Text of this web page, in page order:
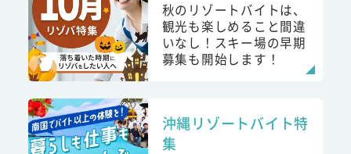
秋のリゾートバイトは、
観光も楽しめること間違
いなし！スキー場の早期
募集も開始します！
沖縄リゾートバイト特
集